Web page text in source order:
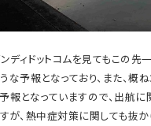
ディドットコムを見てもこの先
な予報となっており、また、
報となっていますので、出航に
が、熱中症対策に関しても抜